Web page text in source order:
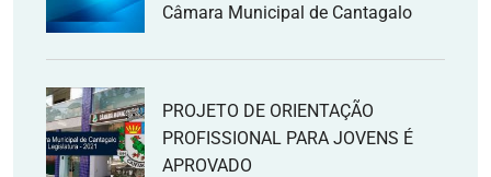
Câmara Municipal de Cantagalo
PROJETO DE ORIENTAÇÃO
PROFISSIONAL PARA JOVENS É
APROVADO